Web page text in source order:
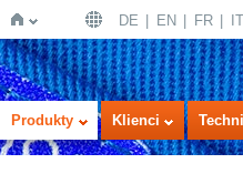
Strona
DE EN FR IT
Produkty Klienci